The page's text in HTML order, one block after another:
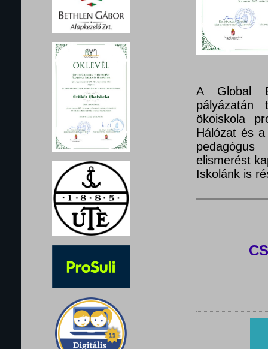
A Global
pályázatán
ökoiskola
Hálózat és
elismerést
Iskolánk is